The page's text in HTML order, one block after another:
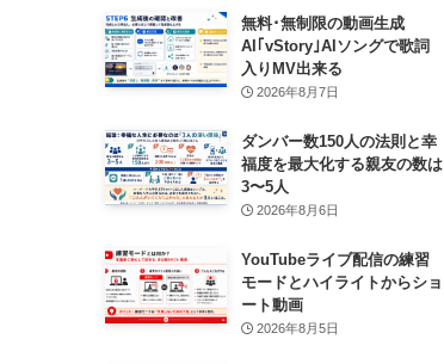
無料･無制限の動画生成
AI｢vStory｣AIソングで歌詞
入りMV出来る
2026年8月7日
ダンバー数150人の法則と幸
福度を最大化する親友の数は
3〜5人
2026年8月6日
YouTubeライブ配信の練習
モードとハイライトからショ
ート動画
2026年8月5日